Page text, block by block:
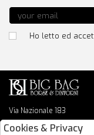
Via Nazionale 183
64026 Roseto Degli
Ho letto ed
Cookies & Privacy